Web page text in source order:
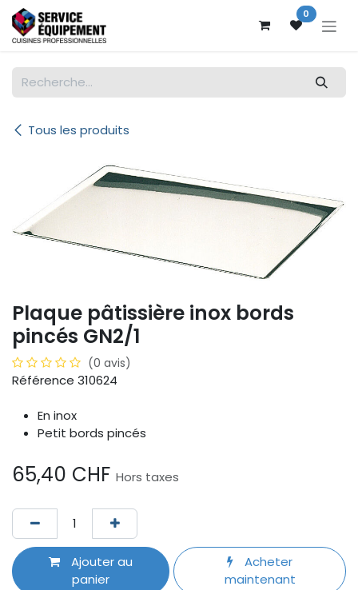
Se rendre au contenu 0
Tous les produits
Plaque pâtissière inox bords
pincés GN2/1
(0 avis)
Référence 310624
En inox
Petit bords pincés
65,40 CHF Hors taxes
Ajouter au
panier
Acheter
maintenant